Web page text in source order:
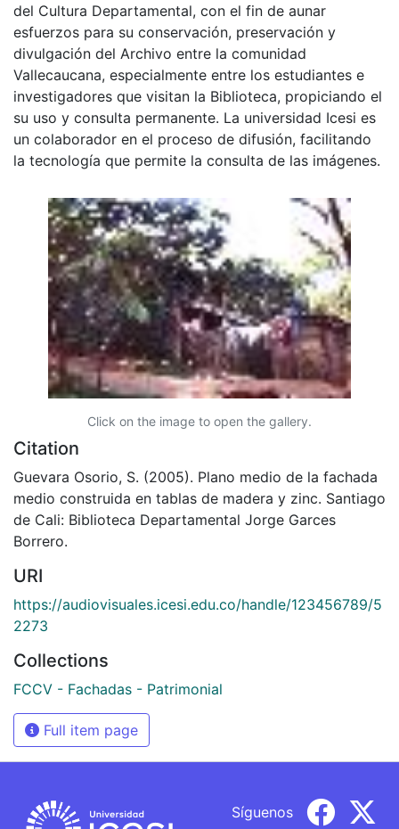
del Cultura Departamental, con el fin de aunar
esfuerzos para su conservación, preservación y
divulgación del Archivo entre la comunidad
Vallecaucana, especialmente entre los estudiantes e
investigadores que visitan la Biblioteca, propiciando el
su uso y consulta permanente. La universidad Icesi es
un colaborador en el proceso de difusión, facilitando
la tecnología que permite la consulta de las imágenes.
Click on the image to open the gallery.
Citation
Guevara Osorio, S. (2005). Plano medio de la fachada
medio construida en tablas de madera y zinc. Santiago
de Cali: Biblioteca Departamental Jorge Garces
Borrero.
URI
https://audiovisuales.icesi.edu.co/handle/123456789/5
2273
Collections
FCCV - Fachadas - Patrimonial
Full item page
Síguenos